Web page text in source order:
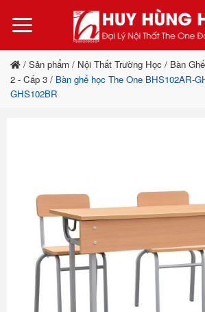
qua
dung
/ Sản phẩm / Nội Thất Trường Học / Bàn
2 - Cấp 3 / Bàn ghế học The One BHS102AR-
GHS102BR